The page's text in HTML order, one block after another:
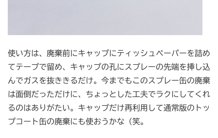
使い方は、廃棄前にキャップにティッシュペーパーを詰め
てテープで留め、キャップの孔にスプレーの先端を挿し込
んでガスを抜ききるだけ。今までもこのスプレー缶の廃棄
は面倒だっただけに、ちょっとした工夫でラクにしてくれ
るのはありがたい。キャップだけ再利用して通常版のトッ
プコート缶の廃棄にも使おうかな（笑。